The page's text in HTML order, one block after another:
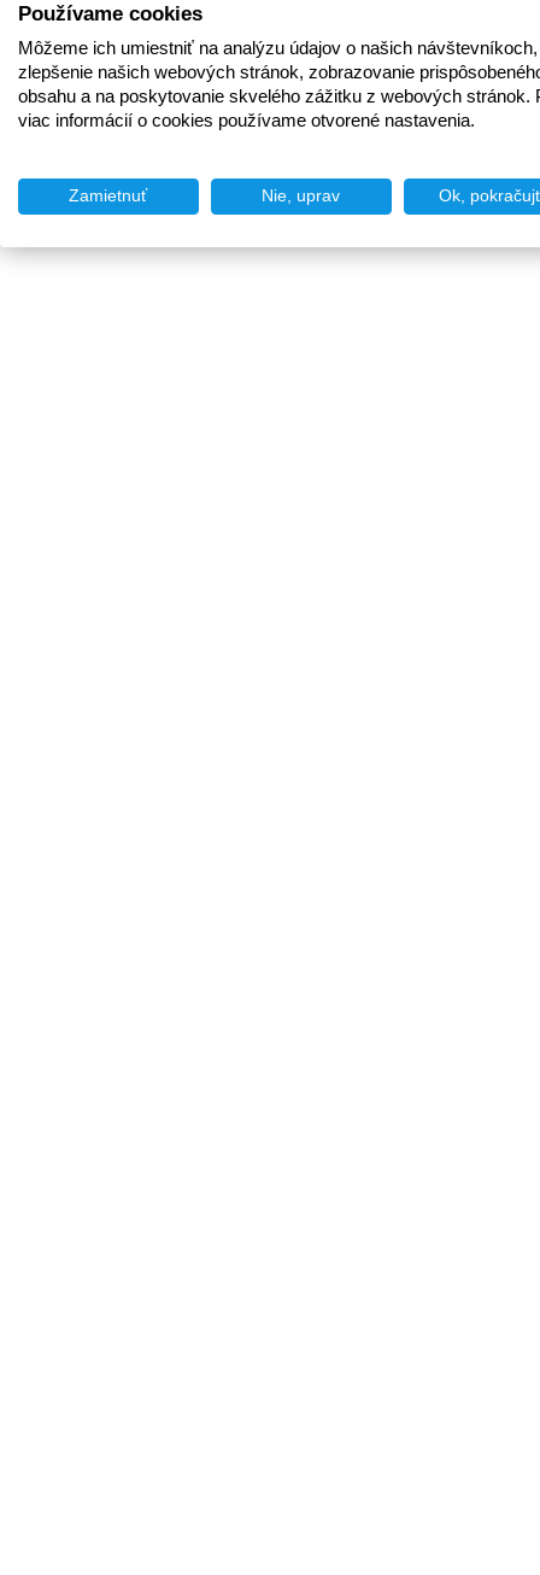
Používame cookies
Môžeme ich umiestniť na analýzu údajov o našich
zlepšenie našich webových stránok, zobrazovanie
obsahu a na poskytovanie skvelého zážitku z webových stránok.
viac informácií o cookies používame otvorené nastavenia.
Zamietnuť Nie, uprav Ok,